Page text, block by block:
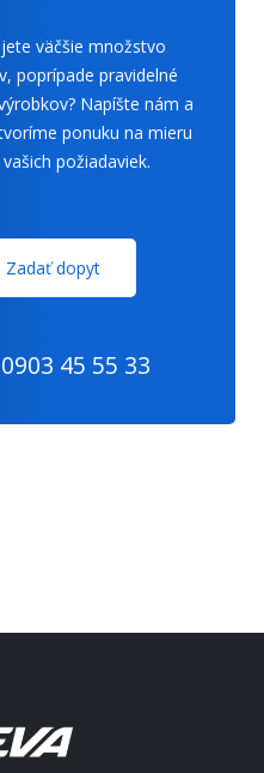
väčšie množstvo
poprípade pravidelné
Napíšte nám a
ponuku na mieru
požiadaviek.
Zadať dopyt
0903 45 55 33